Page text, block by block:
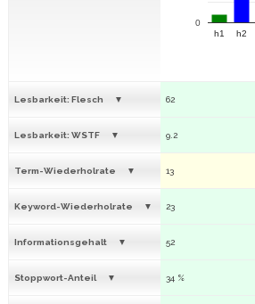
h1 h2
0
Lesbarkeit: Flesch 62
Lesbarkeit: WSTF 9.2
Term-Wiederholrate 13
Keyword-Wiederholrate 23
Informationsgehalt 52
Stoppwort-Anteil 34 %